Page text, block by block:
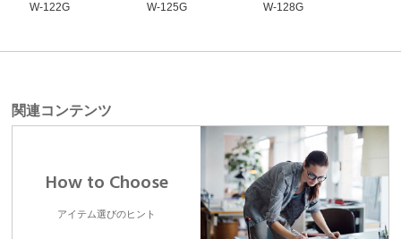
W-122G
W-125G
W-128G
関連コンテンツ
How to Choose
アイテム選びのヒント